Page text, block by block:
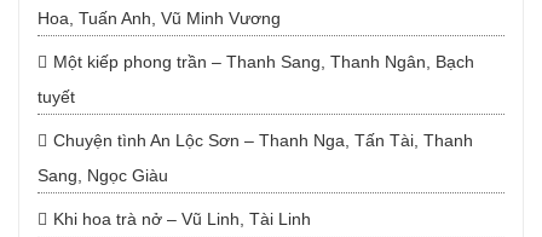
Hoa, Tuấn Anh, Vũ Minh Vương
Một kiếp phong trần – Thanh Sang, Thanh Ngân, Bạch
tuyết
Chuyện tình An Lộc Sơn – Thanh Nga, Tấn Tài, Thanh
Sang, Ngọc Giàu
Khi hoa trà nở – Vũ Linh, Tài Linh